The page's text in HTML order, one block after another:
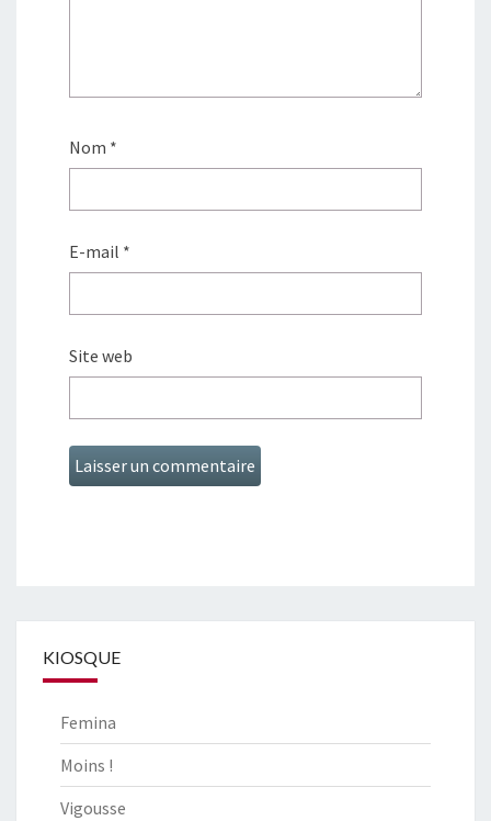
Nom *
E-mail *
Site web
KIOSQUE
Femina
Moins !
Vigousse